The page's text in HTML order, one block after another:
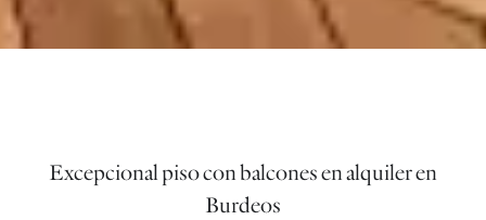
Excepcional piso con balcones en alquiler en
Burdeos